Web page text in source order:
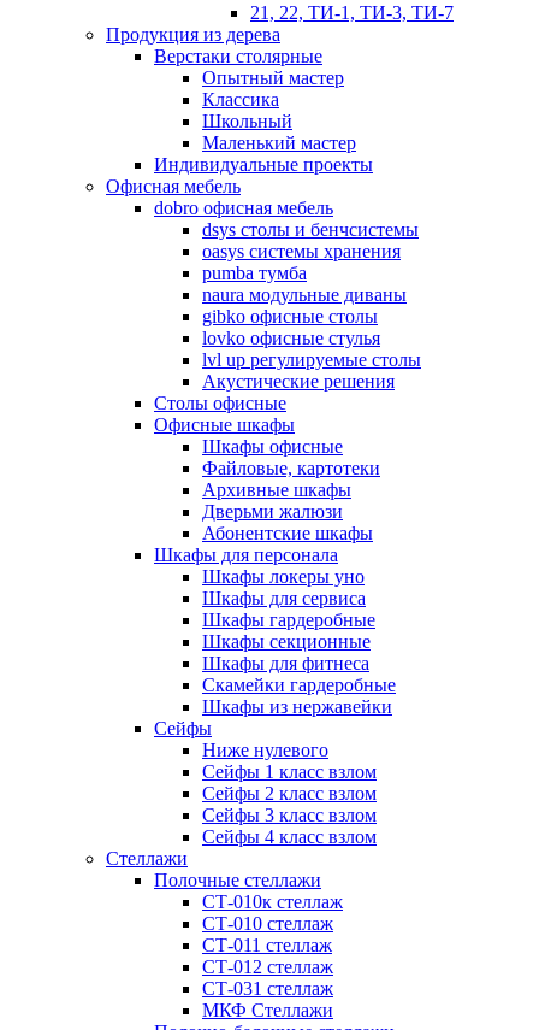
21, 22, ТИ-1, ТИ-3, ТИ-7
Продукция из дерева
Верстаки столярные
Опытный мастер
Классика
Школьный
Маленький мастер
Индивидуальные проекты
Офисная мебель
dobro офисная мебель
dsys столы и бенчсистемы
oasys системы хранения
pumba тумба
naura модульные диваны
gibko офисные столы
lovko офисные стулья
lvl up регулируемые столы
Акустические решения
Столы офисные
Офисные шкафы
Шкафы офисные
Файловые, картотеки
Архивные шкафы
Дверьми жалюзи
Абонентские шкафы
Шкафы для персонала
Шкафы локеры уно
Шкафы для сервиса
Шкафы гардеробные
Шкафы секционные
Шкафы для фитнеса
Скамейки гардеробные
Шкафы из нержавейки
Сейфы
Ниже нулевого
Сейфы 1 класс взлом
Сейфы 2 класс взлом
Сейфы 3 класс взлом
Сейфы 4 класс взлом
Стеллажи
Полочные стеллажи
СТ-010к стеллаж
СТ-010 стеллаж
СТ-011 стеллаж
СТ-012 стеллаж
СТ-031 стеллаж
МКФ Стеллажи